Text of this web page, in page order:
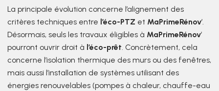
La principale évolution concerne l’alignement des
critères techniques entre l’éco-PTZ et MaPrimeRénov’.
Désormais, seuls les travaux éligibles à MaPrimeRénov’
pourront ouvrir droit à l’éco-prêt. Concrètement, cela
concerne l’isolation thermique des murs ou des fenêtres,
mais aussi l’installation de systèmes utilisant des
énergies renouvelables (pompes à chaleur, chauffe-eau